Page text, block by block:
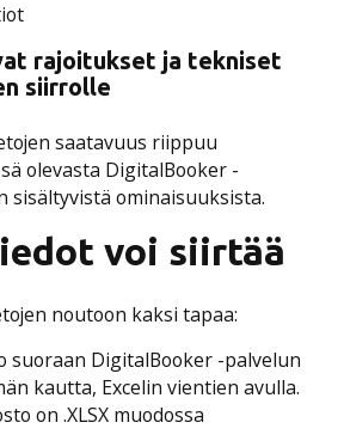
rajoitukset ja tekniset
siirrolle
saatavuus riippuu
olevasta DigitalBooker -
sisältyvistä ominaisuuksista.
voi siirtää
noutoon kaksi tapaa:
suoraan DigitalBooker -palvelun
kautta, Excelin vientien avulla.
on .XLSX muodossa